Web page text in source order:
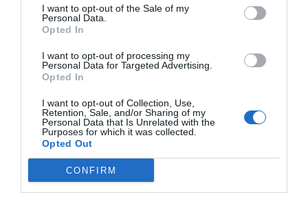
I want to opt-out of the Sale of my
Personal Data.
Opted In
I want to opt-out of processing my
Personal Data for Targeted Advertising.
Opted In
I want to opt-out of Collection, Use,
Retention, Sale, and/or Sharing of my
Personal Data that Is Unrelated with the
Purposes for which it was collected.
Opted Out
CONFIRM
Índex2P
Kappa
Nike
LaLiga